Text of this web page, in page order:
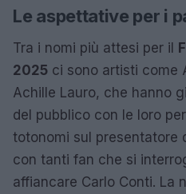
Le aspettative per i
Tra i nomi più attesi per il
2025 ci sono artisti come
Achille Lauro, che hanno
del pubblico con le loro
totonomi sul presentatore
con tanti fan che si
affiancare Carlo Conti. La